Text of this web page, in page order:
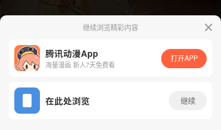
App免费看
继续浏览精彩内容
腾讯动漫App
海量漫画 新人7天免费看
打开APP
在此处浏览 继续